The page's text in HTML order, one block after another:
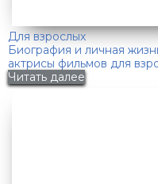
Для взрослых
Биография и личная
актрисы фильмов для
Читать далее